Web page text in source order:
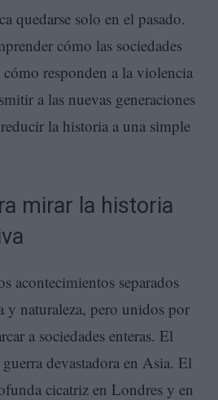
quedarse solo en el pasado.
cómo las sociedades
responden a la violencia
a las nuevas generaciones
la historia a una simple
mirar la historia
acontecimientos separados
y naturaleza, pero unidos por
a sociedades enteras. El
devastadora en Asia. El
cicatriz en Londres y en